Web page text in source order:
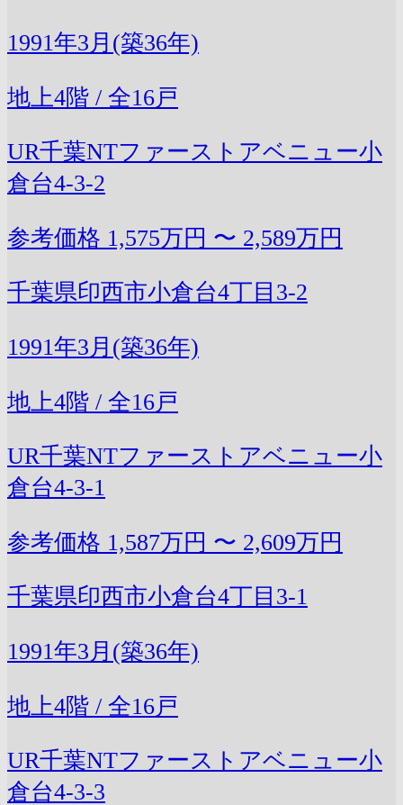
1991年3月(築36年)
地上4階 / 全16戸
UR千葉NTファーストアベニュー小
倉台4-3-2
参考価格 1,575万円 〜 2,589万円
千葉県印西市小倉台4丁目3-2
1991年3月(築36年)
地上4階 / 全16戸
UR千葉NTファーストアベニュー小
倉台4-3-1
参考価格 1,587万円 〜 2,609万円
千葉県印西市小倉台4丁目3-1
1991年3月(築36年)
地上4階 / 全16戸
UR千葉NTファーストアベニュー小
倉台4-3-3